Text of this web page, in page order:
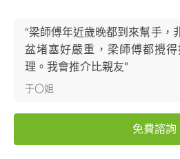
“梁師傅年近歲晚都到來幫手，
盆堵塞好嚴重，梁師傅都攪
理。我會推介比親友”
于〇姐
免費諮詢